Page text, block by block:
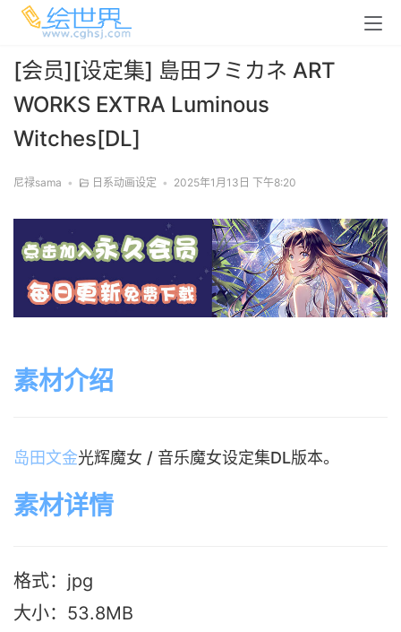
[会员][设定集] 島田フミカネ ART
WORKS EXTRA Luminous
Witches[DL]
尼禄sama • 日系动画设定 • 2025年1月13日 下午8:20
素材介绍
岛田文金光辉魔女 / 音乐魔女设定集DL版本。
素材详情
格式：jpg
大小：53.8MB